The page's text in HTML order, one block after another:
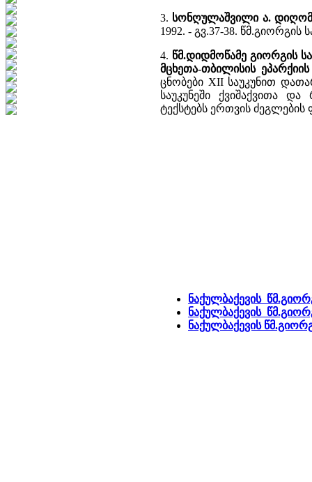
3. სონღულაშვილი ა.
1992. - გვ.37-38. წმ.გიორგის
4. წმ.დიდმოწამე გიორგის
მცხეთა-თბილისის
ცნობები XII საუკუნით
საუკუნეში ქვიშაქვითა
ტექსტებს ერთვის
ნაქულბაქევის
ნაქულბაქევის
ნაქულბაქევის